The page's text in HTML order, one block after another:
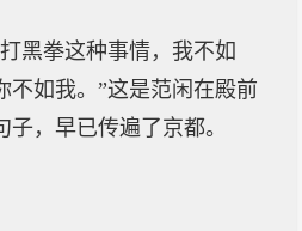
黑拳这种事情，我不如
不如我。”这是范闲在殿前
，早已传遍了京都。